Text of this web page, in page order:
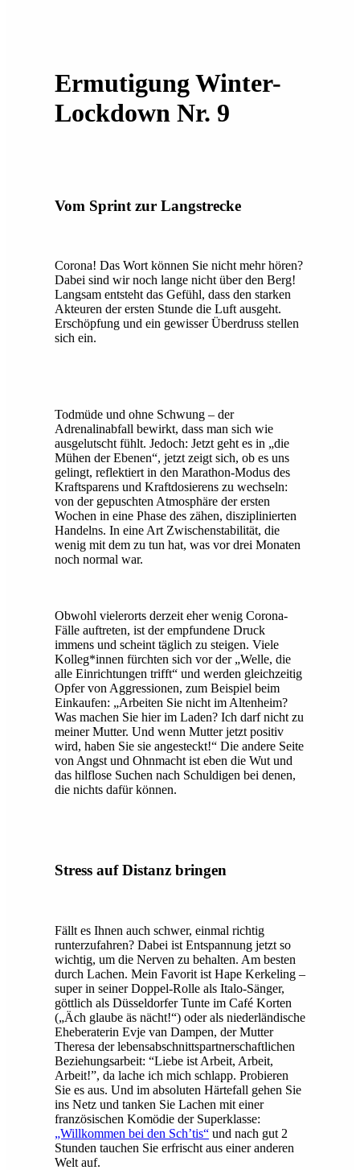
Ermutigung Winter-
Lockdown Nr. 9
Vom Sprint zur Langstrecke
Corona! Das Wort können Sie nicht mehr hören?
Dabei sind wir noch lange nicht über den Berg!
Langsam entsteht das Gefühl, dass den starken
Akteuren der ersten Stunde die Luft ausgeht.
Erschöpfung und ein gewisser Überdruss stellen
sich ein.
Todmüde und ohne Schwung – der
Adrenalinabfall bewirkt, dass man sich wie
ausgelutscht fühlt. Jedoch: Jetzt geht es in „die
Mühen der Ebenen“, jetzt zeigt sich, ob es uns
gelingt, reflektiert in den Marathon-Modus des
Kraftsparens und Kraftdosierens zu wechseln:
von der gepuschten Atmosphäre der ersten
Wochen in eine Phase des zähen, disziplinierten
Handelns. In eine Art Zwischenstabilität, die
wenig mit dem zu tun hat, was vor drei Monaten
noch normal war.
Obwohl vielerorts derzeit eher wenig Corona-
Fälle auftreten, ist der empfundene Druck
immens und scheint täglich zu steigen. Viele
Kolleg*innen fürchten sich vor der „Welle, die
alle Einrichtungen trifft“ und werden gleichzeitig
Opfer von Aggressionen, zum Beispiel beim
Einkaufen: „Arbeiten Sie nicht im Altenheim?
Was machen Sie hier im Laden? Ich darf nicht zu
meiner Mutter. Und wenn Mutter jetzt positiv
wird, haben Sie sie angesteckt!“ Die andere Seite
von Angst und Ohnmacht ist eben die Wut und
das hilflose Suchen nach Schuldigen bei denen,
die nichts dafür können.
Stress auf Distanz bringen
Fällt es Ihnen auch schwer, einmal richtig
runterzufahren? Dabei ist Entspannung jetzt so
wichtig, um die Nerven zu behalten. Am besten
durch Lachen. Mein Favorit ist Hape Kerkeling –
super in seiner Doppel-Rolle als Italo-Sänger,
göttlich als Düsseldorfer Tunte im Café Korten
(„Äch glaube äs nächt!“) oder als niederländische
Eheberaterin Evje van Dampen, der Mutter
Theresa der lebensabschnittspartnerschaftlichen
Beziehungsarbeit: “Liebe ist Arbeit, Arbeit,
Arbeit!”, da lache ich mich schlapp. Probieren
Sie es aus. Und im absoluten Härtefall gehen Sie
ins Netz und tanken Sie Lachen mit einer
französischen Komödie der Superklasse:
„Willkommen bei den Sch’tis“ und nach gut 2
Stunden tauchen Sie erfrischt aus einer anderen
Welt auf.